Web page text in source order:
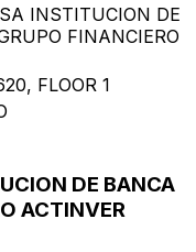
INSTITUCION DE
FINANCIERO
FLOOR 1
DE BANCA
ACTINVER